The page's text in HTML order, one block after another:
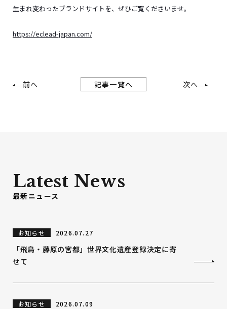
生まれ変わったブランドサイトを、ぜひご覧くださいませ。
https://eclead-japan.com/
前へ 記事一覧へ 次へ
Latest News
最新ニュース
お知らせ 2026.07.27
「飛鳥・藤原の宮都」世界文化遺産登録決定に寄
せて
お知らせ 2026.07.09